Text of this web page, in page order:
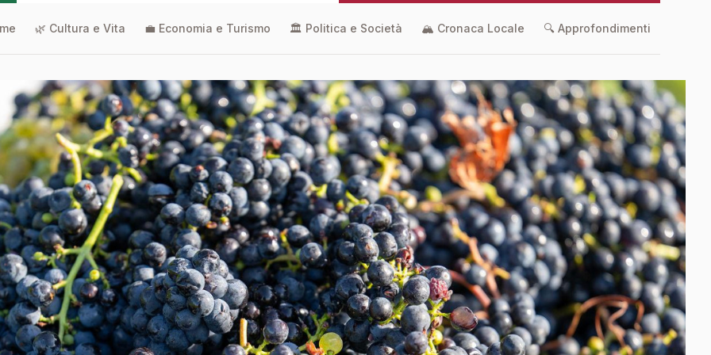
🌿 Cultura e Vita 💼 Economia e Turismo 🏛️ Politica e Società 🏔️ Cronaca Locale 🔍 Approfondimenti